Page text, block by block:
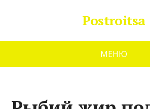
Postroitsa
МЕНЮ